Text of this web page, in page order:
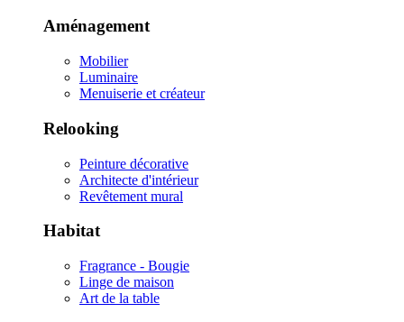
Aménagement
Mobilier
Luminaire
Menuiserie et créateur
Relooking
Peinture décorative
Architecte d'intérieur
Revêtement mural
Habitat
Fragrance - Bougie
Linge de maison
Art de la table